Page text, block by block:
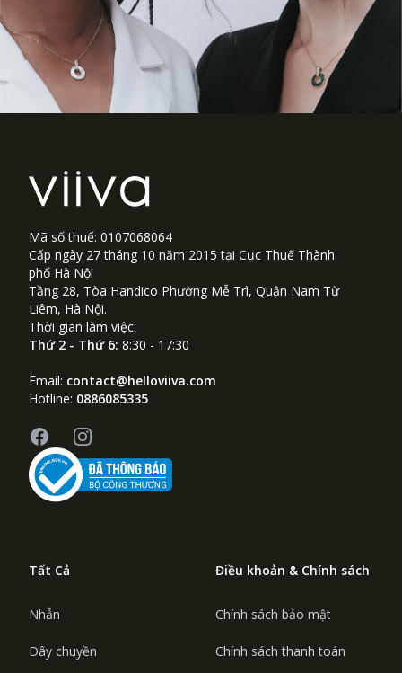
Mã số thuế: 0107068064
Cấp ngày 27 tháng 10 năm 2015 tại Cục Thuế Thành
phố Hà Nội
Tầng 28, Tòa Handico Phường Mễ Trì, Quận Nam Từ
Liêm, Hà Nội.
Thời gian làm việc:
Thứ 2 - Thứ 6: 8:30 - 17:30
Email: contact@helloviiva.com
Hotline: 0886085335
FacebookInstagram
Tất Cả
Nhẫn
Dây chuyền
Điều khoản & Chính sách
Chính sách bảo mật
Chính sách thanh toán